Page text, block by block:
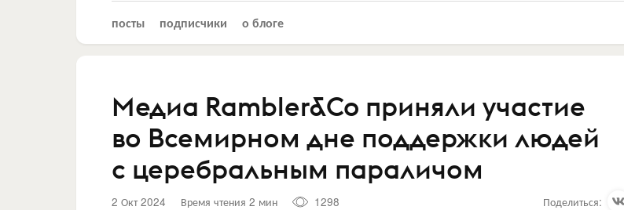
посты подписчики о блоге
Медиа Rambler&Co приняли участие
во Всемирном дне поддержки людей
с церебральным параличом
2 Окт 2024 Время чтения 2 мин 1298 Поделиться: